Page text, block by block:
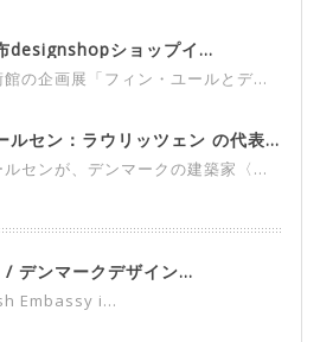
designshopショップイ...
の企画展「フィン・ユールとデ...
ルセン：ラウリッツェン の代表...
ルセンが、デンマークの建築家〈...
デンマークデザイン...
Embassy i...